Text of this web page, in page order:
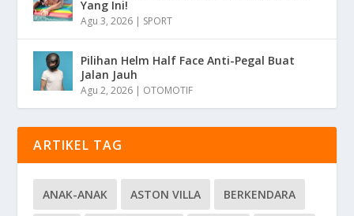
Yang Ini!
Agu 3, 2026 | SPORT
Pilihan Helm Half Face Anti-Pegal Buat
Jalan Jauh
Agu 2, 2026 | OTOMOTIF
ARTIKEL TAG
ANAK-ANAK ASTON VILLA BERKENDARA